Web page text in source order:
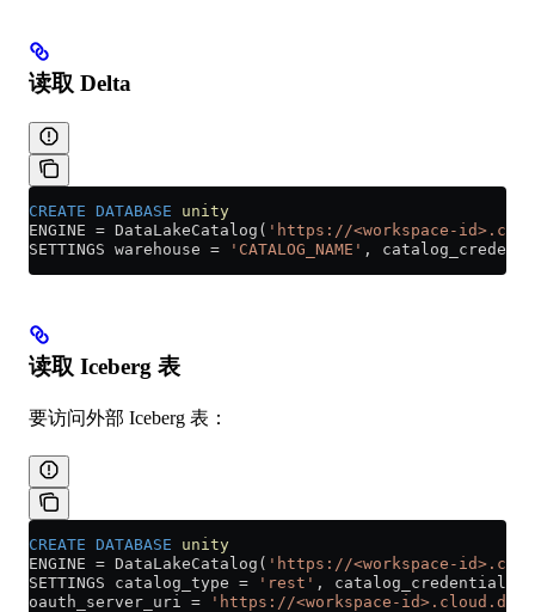
读取 Delta
CREATE DATABASE unity
ENGINE = DataLakeCatalog( 'https://<workspace-
SETTINGS warehouse = 'CATALOG_NAME' ,
读取 Iceberg 表
要访问外部 Iceberg 表：
CREATE DATABASE unity
ENGINE = DataLakeCatalog( 'https://<workspace-
SETTINGS catalog_type = 'rest' , catalog_credential
oauth_server_uri = 'https://<workspace-